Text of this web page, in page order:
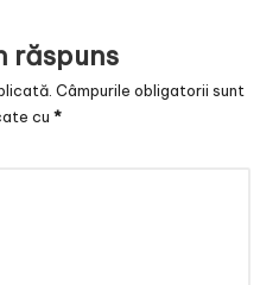
răspuns
Câmpurile obligatorii sunt
cu *